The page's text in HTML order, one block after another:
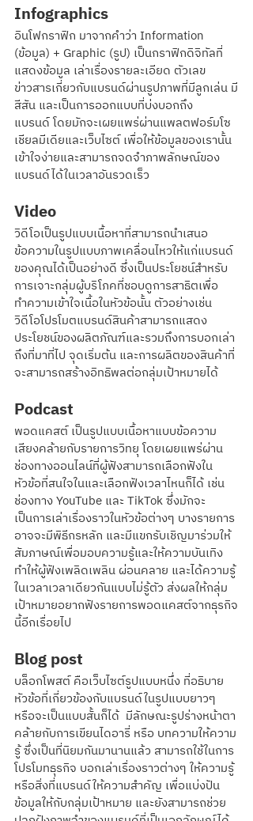
Infographics
อินโฟกราฟิก มาจากคำว่า Information
(ข้อมูล) + Graphic (รูป) เป็นกราฟิกดิจิทัลที่
แสดงข้อมูล เล่าเรื่องรายละเอียด ตัวเลข
ข่าวสารเกี่ยวกับแบรนด์ผ่านรูปภาพที่มีลูกเล่น มี
สีสัน และเป็นการออกแบบที่บ่งบอกถึง
แบรนด์ โดยมักจะเผยแพร่ผ่านแพลตฟอร์มโซ
เชียลมีเดียและเว็บไซต์ เพื่อให้ข้อมูลของเรานั้น
เข้าใจง่ายและสามารถจดจำภาพลักษณ์ของ
แบรนด์ได้ในเวลาอันรวดเร็ว
Video
วิดีโอเป็นรูปแบบเนื้อหาที่สามารถนำเสนอ
ข้อความในรูปแบบภาพเคลื่อนไหวให้แก่แบรนด์
ของคุณได้เป็นอย่างดี ซึ่งเป็นประโยชน์สำหรับ
การเจาะกลุ่มผู้บริโภคที่ชอบดูการสาธิตเพื่อ
ทำความเข้าใจเนื้อในหัวข้อนั้น ตัวอย่างเช่น
วิดีโอโปรโมตแบรนด์สินค้าสามารถแสดง
ประโยชน์ของผลิตภัณฑ์และรวมถึงการบอกเล่า
ถึงที่มาที่ไป จุดเริ่มต้น และการผลิตของสินค้าที่
จะสามารถสร้างอิทธิพลต่อกลุ่มเป้าหมายได้
Podcast
พอดแคสต์ เป็นรูปแบบเนื้อหาแบบข้อความ
เสียงคล้ายกับรายการวิทยุ โดยเผยแพร่ผ่าน
ช่องทางออนไลน์ที่ผู้ฟังสามารถเลือกฟังใน
หัวข้อที่สนใจในและเลือกฟังเวลาไหนก็ได้ เช่น
ช่องทาง YouTube และ TikTok ซึ่งมักจะ
เป็นการเล่าเรื่องราวในหัวข้อต่างๆ บางรายการ
อาจจะมีพิธีกรหลัก และมีแขกรับเชิญมาร่วมให้
สัมภาษณ์เพื่อมอบความรู้และให้ความบันเทิง
ทำให้ผู้ฟังเพลิดเพลิน ผ่อนคลาย และได้ความรู้
ในเวลาเวลาเดียวกันแบบไม่รู้ตัว ส่งผลให้กลุ่ม
เป้าหมายอยากฟังรายการพอดแคสต์จากธุรกิจ
นี้อีกเรื่อยไป
Blog post
บล็อกโพสต์ คือเว็บไซต์รูปแบบหนึ่ง ที่อธิบาย
หัวข้อที่เกี่ยวข้องกับแบรนด์ในรูปแบบยาวๆ
หรือจะเป็นแบบสั้นก็ได้  มีลักษณะรูปร่างหน้าตา
คล้ายกับการเขียนไดอารี่ หรือ บทความให้ความ
รู้ ซึ่งเป็นที่นิยมกันมานานแล้ว สามารถใช้ในการ
โปรโมทธุรกิจ บอกเล่าเรื่องราวต่างๆ ให้ความรู้
หรือสิ่งที่แบรนด์ให้ความสำคัญ เพื่อแบ่งปัน
ข้อมูลให้กับกลุ่มเป้าหมาย และยังสามารถช่วย